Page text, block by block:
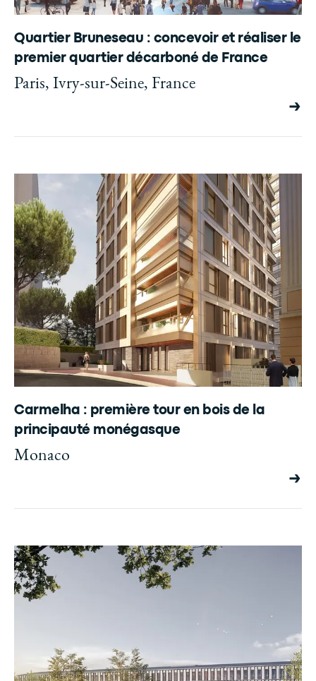
Quartier Bruneseau : concevoir et réaliser le
premier quartier décarboné de France
Paris, Ivry-sur-Seine, France
Carmelha : première tour en bois de la
principauté monégasque
Monaco